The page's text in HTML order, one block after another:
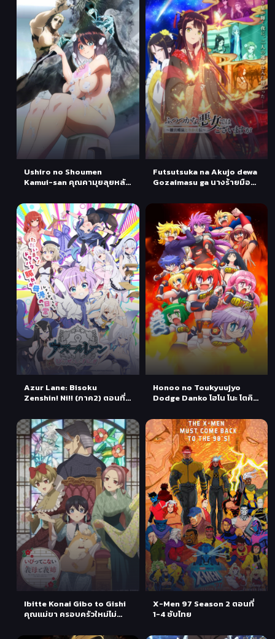
Ushiro no Shoumen
Kamui-san คุณคามุยลุยหลัง
Futsutsuka na Akujo dewa
Gozaimasu ga นางร้ายมือ
คะ ตอนที่ 1 ซับไทย
Azur Lane: Bisoku
Zenshin! Ni!! (ภาค2) ตอนที่ 1
Honoo no Toukyuujyo
Dodge Danko โฮโน โนะ โตคิว
Ibitte Konai Gibo to Gishi
คุณแม่ขา ครอบครัวใหม่ไม่
X-Men 97 Season 2 ตอนที่
1-4 ซับไทย